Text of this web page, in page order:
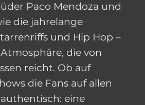
Paco Mendoza und
die jahrelange
und Hip Hop –
die von
reicht. Ob auf
die Fans auf allen
eine